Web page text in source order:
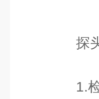
探头
1.检